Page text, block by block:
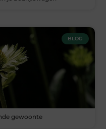
BLOG
gewoonte